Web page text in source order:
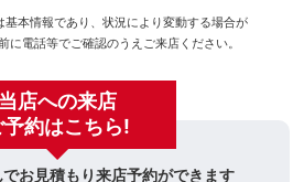
本情報であり、状況により変動する場合が
に電話等でご確認のうえご来店ください。
当店への来店
予約はこちら!
お見積もり来店予約ができます